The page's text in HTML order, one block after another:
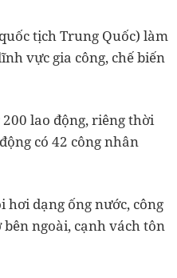
tịch Trung Quốc) làm
vực gia công, chế biến
200 lao động, riêng thời
có 42 công nhân
hơi dạng ống nước, công
ngoài, cạnh vách tôn